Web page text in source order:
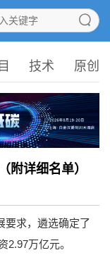
技术 原创
附详细名单）
要求，遴选确定了
2.97万亿元。